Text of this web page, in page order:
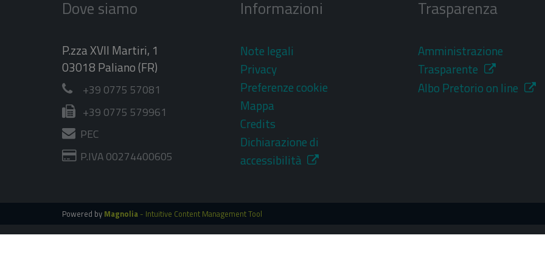
Dove siamo
P.zza XVII Martiri, 1
03018 Paliano (FR)
+39 0775 57081
+39 0775 579961
PEC
P.IVA 00274400605
Informazioni
Note legali
Privacy
Preferenze cookie
Mappa
Credits
Dichiarazione di
accessibilità
Trasparenza
Amministrazione
Trasparente
Albo Pretorio on line
Powered by Magnolia - Intuitive Content Management Tool